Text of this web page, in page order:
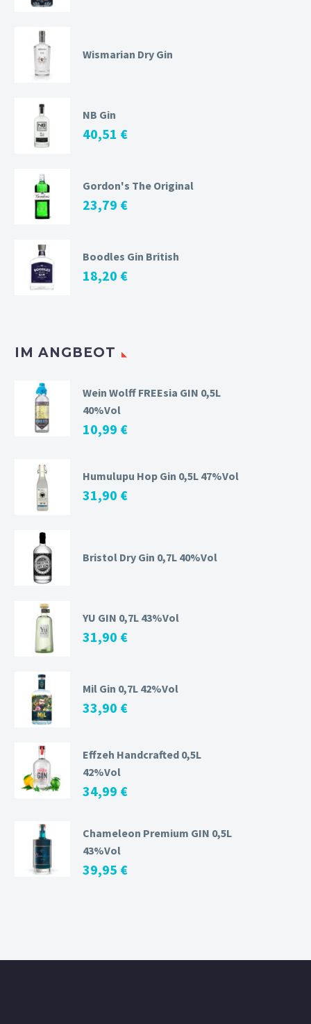
Wismarian Dry Gin
NB Gin
40,51 €
Gordon's The Original
23,79 €
Boodles Gin British
18,20 €
IM ANGBEOT
Wein Wolff FREEsia GIN 0,5L
40%Vol
10,99 €
Humulupu Hop Gin 0,5L 47%Vol
31,90 €
Bristol Dry Gin 0,7L 40%Vol
YU GIN 0,7L 43%Vol
31,90 €
Mil Gin 0,7L 42%Vol
33,90 €
Effzeh Handcrafted 0,5L
42%Vol
34,99 €
Chameleon Premium GIN 0,5L
43%Vol
39,95 €